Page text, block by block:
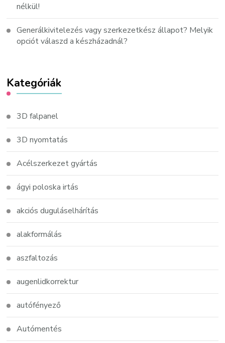
nélkül!
Generálkivitelezés vagy szerkezetkész állapot? Melyik
opciót válaszd a készházadnál?
Kategóriák
3D falpanel
3D nyomtatás
Acélszerkezet gyártás
ágyi poloska irtás
akciós duguláselhárítás
alakformálás
aszfaltozás
augenlidkorrektur
autófényező
Autómentés